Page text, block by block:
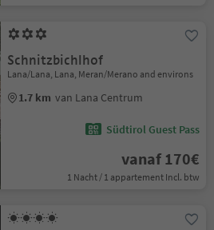
Schnitzbichlhof
Lana/Lana, Lana, Meran/Merano and environs
1.7 km van Lana Centrum
Südtirol Guest Pass
vanaf 170€
1 Nacht / 1 appartement Incl. btw